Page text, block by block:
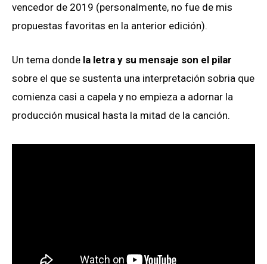
vencedor de 2019 (personalmente, no fue de mis
propuestas favoritas en la anterior edición).
Un tema donde la letra y su mensaje son el pilar
sobre el que se sustenta una interpretación sobria que
comienza casi a capela y no empieza a adornar la
producción musical hasta la mitad de la canción.